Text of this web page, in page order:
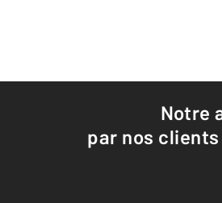
par nos clients